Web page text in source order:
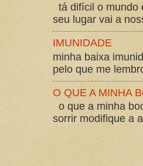
tá difícil o
seu lugar vai a
IMUNIDADE
minha baixa
pelo que me
O QUE A MINHA
o que a minha
sorrir modifique a